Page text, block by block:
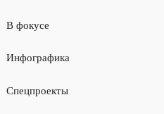
В фокусе
Инфографика
Спецпроекты